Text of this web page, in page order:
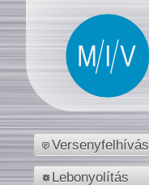
Versenyfelhívás
Lebonyolítás